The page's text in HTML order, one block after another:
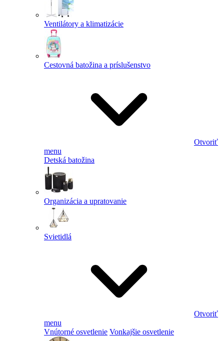
Ventilátory a klimatizácie
Cestovná batožina a príslušenstvo
Otvoriť
menu
Detská batožina
Organizácia a upratovanie
Svietidlá
Otvoriť
menu
Vnútorné osvetlenie Vonkajšie osvetlenie